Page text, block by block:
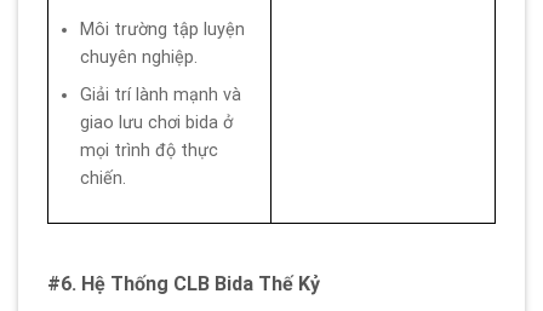
Môi trường tập luyện
chuyên nghiệp.
Giải trí lành mạnh và
giao lưu chơi bida ở
mọi trình độ thực
chiến.
#6. Hệ Thống CLB Bida Thế Kỷ